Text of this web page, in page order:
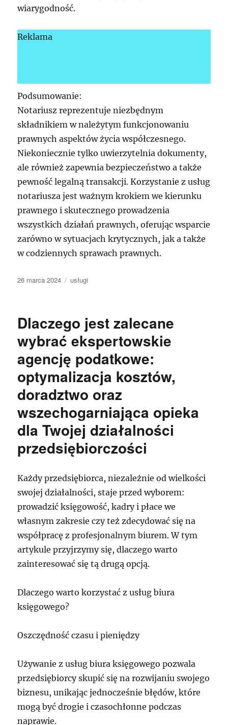
wiarygodność.
Reklama
Podsumowanie:
Notariusz reprezentuje niezbędnym
składnikiem w należytym funkcjonowaniu
prawnych aspektów życia współczesnego.
Niekoniecznie tylko uwierzytelnia dokumenty,
ale również zapewnia bezpieczeństwo a także
pewność legalną transakcji. Korzystanie z usług
notariusza jest ważnym krokiem we kierunku
prawnego i skutecznego prowadzenia
wszystkich działań prawnych, oferując wsparcie
zarówno w sytuacjach krytycznych, jak a także
w codziennych sprawach prawnych.
Data
26 marca 2024 Kategorie
usługi
Dlaczego jest zalecane
wybrać ekspertowskie
agencję podatkowe:
optymalizacja kosztów,
doradztwo oraz
wszechogarniająca opieka
dla Twojej działalności
przedsiębiorczości
Każdy przedsiębiorca, niezależnie od wielkości
swojej działalności, staje przed wyborem:
prowadzić księgowość, kadry i płace we
własnym zakresie czy też zdecydować się na
współpracę z profesjonalnym biurem. W tym
artykule przyjrzymy się, dlaczego warto
zainteresować się tą drugą opcją.
Dlaczego warto korzystać z usług biura
księgowego?
Oszczędność czasu i pieniędzy
Używanie z usług biura księgowego pozwala
przedsiębiorcy skupić się na rozwijaniu swojego
biznesu, unikając jednocześnie błędów, które
mogą być drogie i czasochłonne podczas
naprawie.